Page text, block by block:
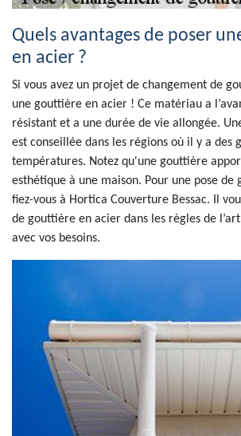
Quels avantages de poser
en acier ?
Si vous avez un projet de changement de
une gouttière en acier ! Ce matériau a
résistant et a une durée de vie allongée.
est conseillée dans les régions où il y a des
températures. Notez qu'une gouttière
esthétique à une maison. Pour une pose de
fiez-vous à Hortica Couverture Bessac. Il
de gouttière en acier dans les règles de
avec vos besoins.